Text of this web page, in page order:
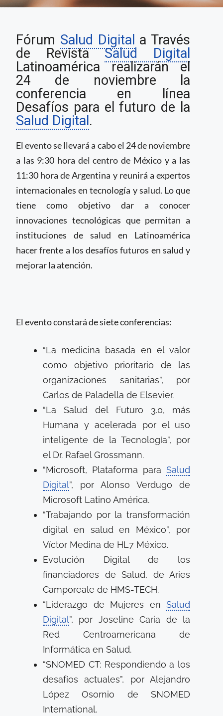
realizará la
conferencia en línea
“Desafíos para el
futuro de la Salud
Digital”
Fórum Salud Digital a Través
de RevistaSalud Digital
Latinoamérica realizarán el
24 de noviembre la
conferencia en línea
Desafíos para el futuro de la
Salud Digital .
El evento se llevará a cabo el 24 de noviembre
a las 9:30 hora del centro de México y a las
11:30 hora de Argentina y reunirá a expertos
internacionales en tecnología y salud. Lo que
tiene como objetivo dar a conocer
innovaciones tecnológicas que permitan a
instituciones de salud en Latinoamérica
hacer frente a los desafíos futuros en salud y
mejorar la atención.
El evento constará de siete conferencias:
“La medicina basada en el valor
como objetivo prioritario de las
organizaciones sanitarias”, por
Carlos de Paladella de Elsevier.
“La Salud del Futuro 3.0, más
Humana y acelerada por el uso
inteligente de la Tecnología”, por
el Dr. Rafael Grossmann.
“Microsoft, Plataforma para Salud
Digital”, por Alonso Verdugo de
Microsoft Latino América.
“Trabajando por la transformación
digital en salud en México”, por
Víctor Medina de HL7 México.
Evolución Digital de los
financiadores de Salud, de Aries
Camporeale de HMS-TECH.
“Liderazgo de Mujeres en Salud
Digital”, por Joseline Caria de la
Red Centroamericana de
Informática en Salud.
“SNOMED CT: Respondiendo a los
desafíos actuales”, por Alejandro
López Osornio de SNOMED
International.